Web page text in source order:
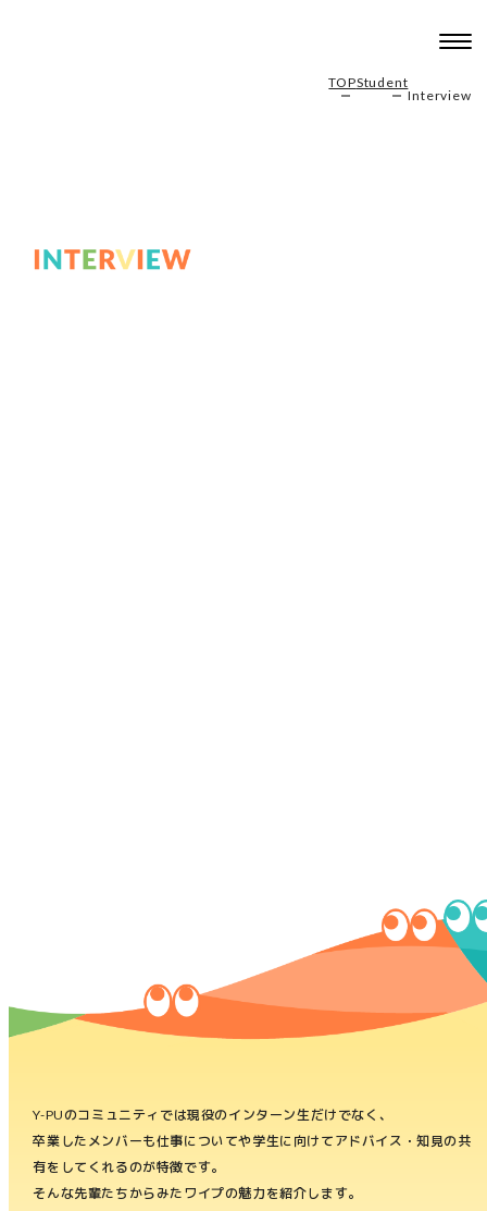
TOPStudent
Interview
Y-PUのコミュニティでは現役のインターン生だけでなく、
卒業したメンバーも仕事についてや学生に向けてアドバイス・知見の共
有をしてくれるのが特徴です。
そんな先輩たちからみたワイプの魅力を紹介します。